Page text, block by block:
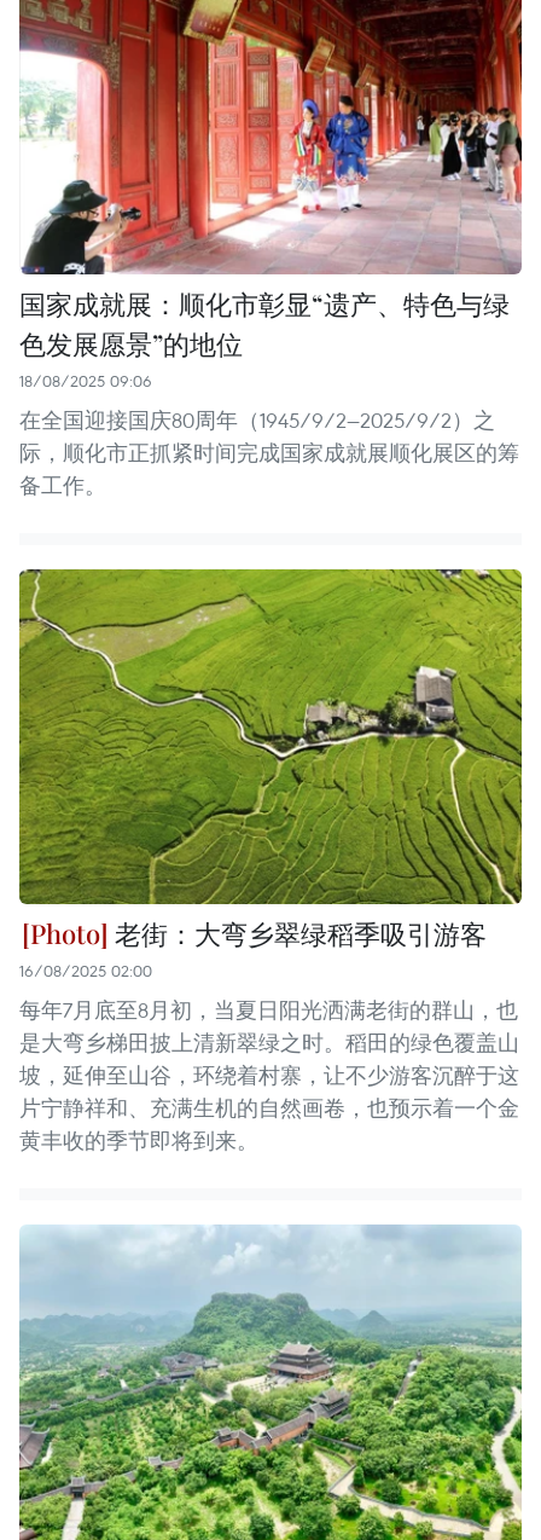
国家成就展：顺化市彰显“遗产、特色与绿
色发展愿景”的地位
18/08/2025 09:06
在全国迎接国庆80周年（1945/9/2—2025/9/2）之
际，顺化市正抓紧时间完成国家成就展顺化展区的筹
备工作。
老街：大弯乡翠绿稻季吸引游客
16/08/2025 02:00
每年7月底至8月初，当夏日阳光洒满老街的群山，也
是大弯乡梯田披上清新翠绿之时。稻田的绿色覆盖山
坡，延伸至山谷，环绕着村寨，让不少游客沉醉于这
片宁静祥和、充满生机的自然画卷，也预示着一个金
黄丰收的季节即将到来。